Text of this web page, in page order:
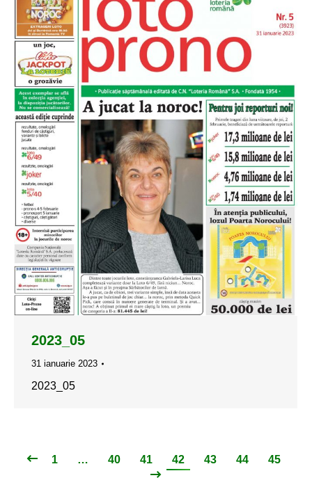
2023_05
31 ianuarie 2023
2023_05
1 … 40 41 42 43 44 45